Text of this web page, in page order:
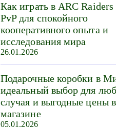
Как играть в ARC Raiders
PvP для спокойного
кооперативного опыта и
исследования мира
26.01.2026
Подарочные коробки в
идеальный выбор для
случая и выгодные цены
магазине
05.01.2026